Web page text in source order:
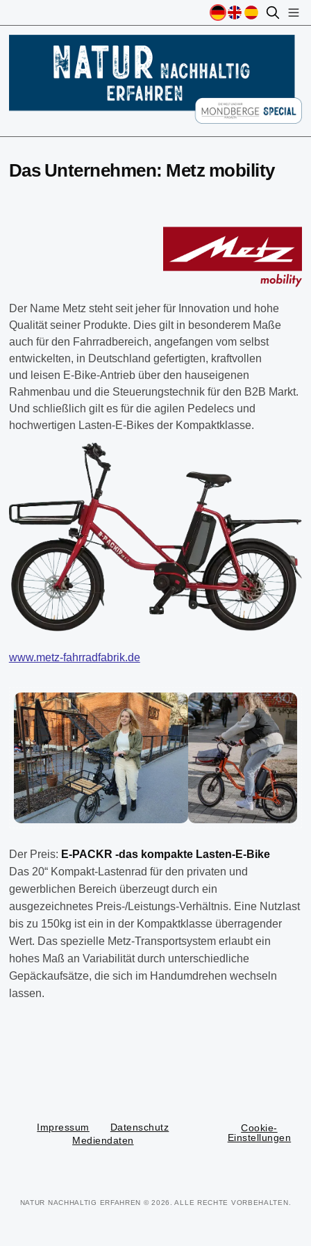
Das Unternehmen: Metz mobility
Der Name Metz steht seit jeher für Innovation und hohe
Qualität seiner Produkte. Dies gilt in besonderem Maße
auch für den Fahrradbereich, angefangen vom selbst
entwickelten, in Deutschland gefertigten, kraftvollen
und leisen E-Bike-Antrieb über den hauseigenen
Rahmenbau und die Steuerungstechnik für den B2B Markt.
Und schließlich gilt es für die agilen Pedelecs und
hochwertigen Lasten-E-Bikes der Kompaktklasse.
www.metz-fahrradfabrik.de
Der Preis: E-PACKR -das kompakte Lasten-E-Bike
Das 20“ Kompakt-Lastenrad für den privaten und
gewerblichen Bereich überzeugt durch ein
ausgezeichnetes Preis-/Leistungs-Verhältnis. Eine Nutzlast
bis zu 150kg ist ein in der Kompaktklasse überragender
Wert. Das spezielle Metz-Transportsystem erlaubt ein
hohes Maß an Variabilität durch unterschiedliche
Gepäckaufsätze, die sich im Handumdrehen wechseln
lassen.
Impressum
Datenschutz
Mediendaten
Cookie-
Einstellungen
NATUR NACHHALTIG ERFAHREN © 2026. ALLE RECHTE VORBEHALTEN.